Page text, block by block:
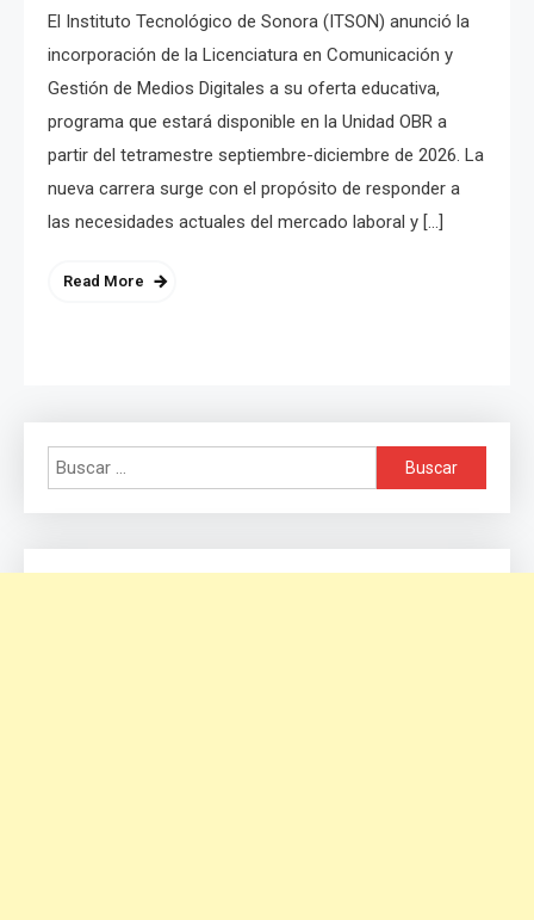
El Instituto Tecnológico de Sonora (ITSON) anunció la
incorporación de la Licenciatura en Comunicación y
Gestión de Medios Digitales a su oferta educativa,
programa que estará disponible en la Unidad OBR a
partir del tetramestre septiembre-diciembre de 2026. La
nueva carrera surge con el propósito de responder a
las necesidades actuales del mercado laboral y […]
Read More
Buscar: